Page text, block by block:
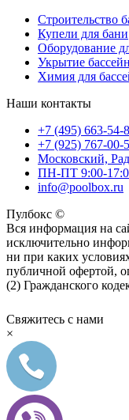
Строительство
Купели для бани
Оборудование
Укрытие
Химия для
Наши контакты
+7 (495) 663-54-
+7 (925) 767-00-
Московский,
ПН-ПТ 9:00-
info@poolbox.ru
Пулбокс ©
Вся информация на
исключительно
ни при каких
публичной офертой,
(2) Гражданского
Свяжитесь с нами
×